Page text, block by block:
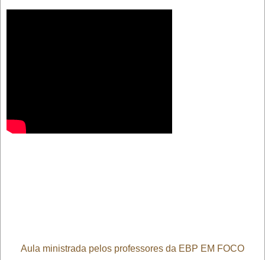
Aula ministrada pelos professores da EBP EM FOCO